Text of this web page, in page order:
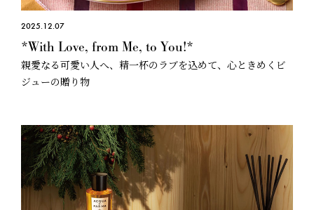
2025.12.07
*With Love, from Me, to You!*
親愛なる可愛い人へ、精一杯のラブを込めて、心ときめくビ
ジューの贈り物